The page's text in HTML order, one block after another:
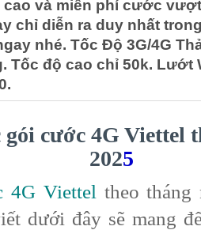
cao và miễn phí cước
chỉ diễn ra duy nhất
nhé. Tốc Độ 3G/4G
Tốc độ cao chỉ 50k. Lướt
cước 4G Viettel
2025
4G Viettel theo tháng
dưới đây sẽ mang